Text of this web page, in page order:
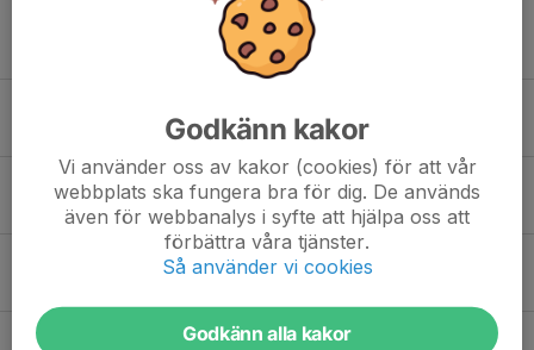
30 apr, 07:46 0
Missa Inte!
12 feb, 07:10 0
Säsongen 25/26 är igång!
Sommarhockey 2025
Godkänn kakor
Vi använder oss av kakor (cookies) för att vår
webbplats ska fungera bra för dig. De används
även för webbanalys i syfte att hjälpa oss att
förbättra våra tjänster.
Så använder vi cookies
Godkänn alla kakor